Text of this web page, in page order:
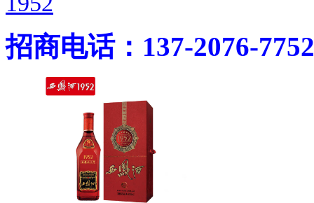
招商电话：137-2076-7752